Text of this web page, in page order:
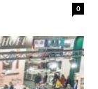
0